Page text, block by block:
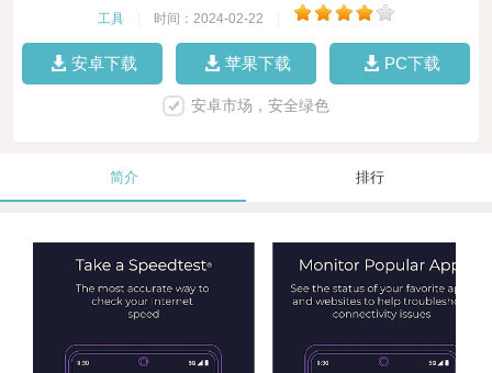
工具 时间：2024-02-22
安卓下载 苹果下载 PC下载
安卓市场，安全绿色
简介 排行